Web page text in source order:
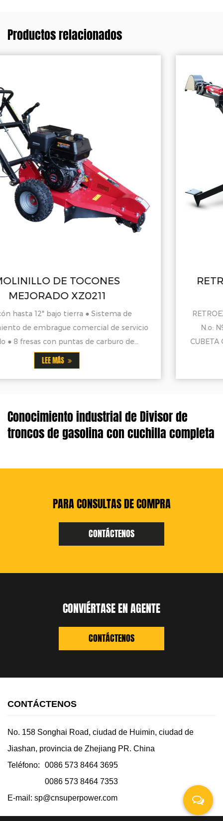
Productos relacionados
RETROEXCAVADORA CON
RETROEXCAVADORA CON CUBO DE 10" MODELO
N.o: N90A MOTOR DE GASOLINA DE 9 HP LA
CUBETA GIRO 120° PARA REALIZAR
Conocimiento industrial de Divisor de
troncos de gasolina con cuchilla completa
PARA CONSULTAS DE COMPRA
CONTÁCTENOS
CONVIÉRTASE EN AGENTE
CONTÁCTENOS
CONTÁCTENOS
No. 158 Songhai Road, ciudad de Huimin, ciudad de
Jiashan, provincia de Zhejiang PR. China
Teléfono:
0086 573 8464 3695
0086 573 8464 7353
E-mail: sp@cnsuperpower.com